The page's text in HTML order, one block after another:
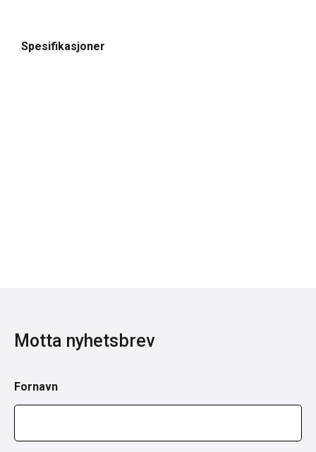
Spesifikasjoner
Motta nyhetsbrev
Fornavn